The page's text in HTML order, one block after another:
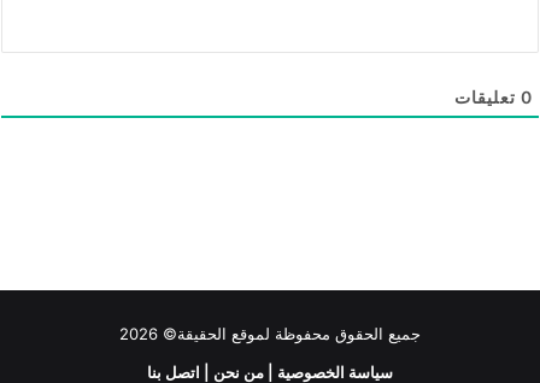
0 تعليقات
جميع الحقوق محفوظة لموقع الحقيقة© 2026
سياسة الخصوصية
من نحن اتصل بنا